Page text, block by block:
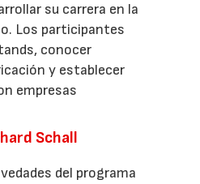
su carrera en la
Los participantes
conocer
y establecer
empresas
Schall
del programa